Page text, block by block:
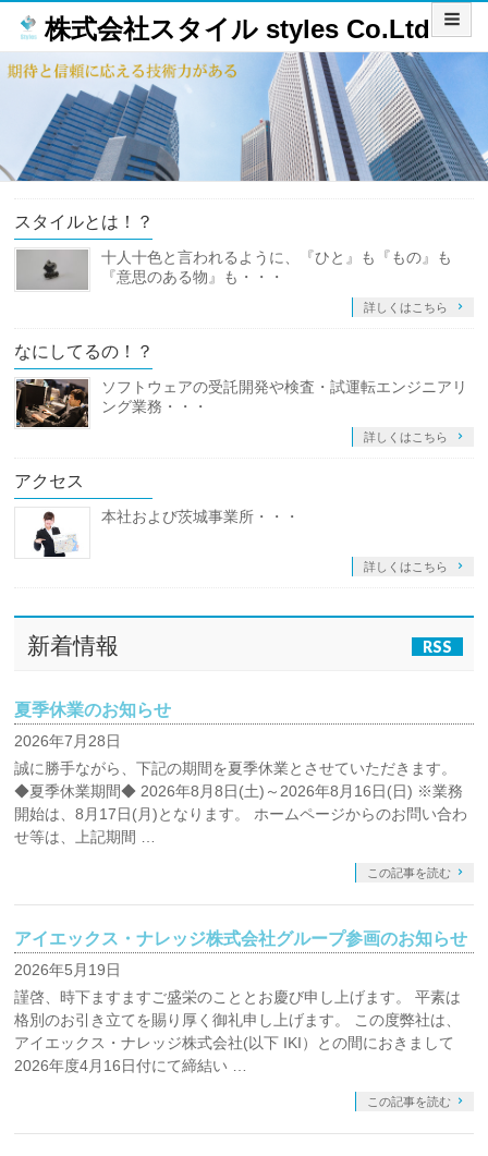
株式会社スタイル styles Co.Ltd
スタイルとは！？
十人十色と言われるように、『ひと』も『もの』も
『意思のある物』も・・・
詳しくはこちら
なにしてるの！？
ソフトウェアの受託開発や検査・試運転エンジニアリ
ング業務・・・
詳しくはこちら
アクセス
本社および茨城事業所・・・
詳しくはこちら
新着情報 RSS
夏季休業のお知らせ
2026年7月28日
誠に勝手ながら、下記の期間を夏季休業とさせていただきます。
◆夏季休業期間◆ 2026年8月8日(土)～2026年8月16日(日) ※業務
開始は、8月17日(月)となります。 ホームページからのお問い合わ
せ等は、上記期間 …
この記事を読む
アイエックス・ナレッジ株式会社グループ参画のお知らせ
2026年5月19日
謹啓、時下ますますご盛栄のこととお慶び申し上げます。 平素は
格別のお引き立てを賜り厚く御礼申し上げます。 この度弊社は、
アイエックス・ナレッジ株式会社(以下 IKI）との間におきまして
2026年度4月16日付にて締結い …
この記事を読む